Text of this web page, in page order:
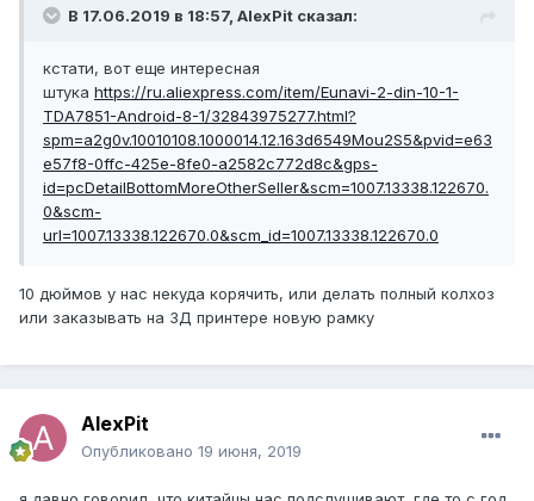
В 17.06.2019 в 18:57, AlexPit сказал:
кстати, вот еще интересная
штука https://ru.aliexpress.com/item/Eunavi-2-din-10-1-
TDA7851-Android-8-1/32843975277.html?
spm=a2g0v.10010108.1000014.12.163d6549Mou2S5&pvid=e63
e57f8-0ffc-425e-8fe0-a2582c772d8c&gps-
id=pcDetailBottomMoreOtherSeller&scm=1007.13338.122670.
0&scm-
url=1007.13338.122670.0&scm_id=1007.13338.122670.0
10 дюймов у нас некуда корячить, или делать полный колхоз
или заказывать на 3Д принтере новую рамку
AlexPit
Опубликовано 19 июня, 2019